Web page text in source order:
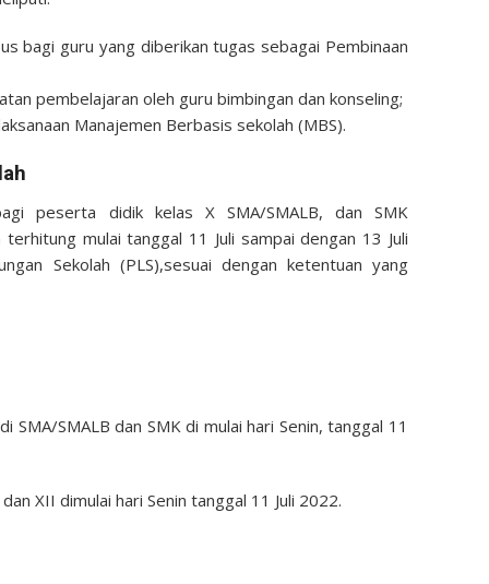
bagi guru yang diberikan tugas sebagai Pembinaan
pembelajaran oleh guru bimbingan dan konseling;
Manajemen Berbasis sekolah (MBS).
peserta didik kelas X SMA/SMALB, dan SMK
mulai tanggal 11 Juli sampai dengan 13 Juli
Sekolah (PLS),sesuai dengan ketentuan yang
SMA/SMALB dan SMK di mulai hari Senin, tanggal 11
XII dimulai hari Senin tanggal 11 Juli 2022.